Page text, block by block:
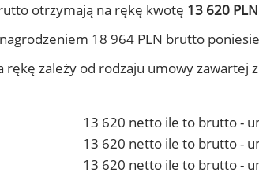
otrzymają na rękę kwotę 13 620
18 964 PLN brutto
zależy od rodzaju umowy zawartej
13 620 netto ile to brutto -
13 620 netto ile to brutto -
13 620 netto ile to brutto -